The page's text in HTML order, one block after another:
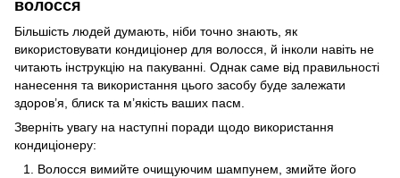
волосся
Більшість людей думають, ніби точно знають, як
використовувати кондиціонер для волосся, й інколи навіть не
читають інструкцію на пакуванні. Однак саме від правильності
нанесення та використання цього засобу буде залежати
здоров’я, блиск та м’якість ваших пасм.
Зверніть увагу на наступні поради щодо використання
кондиціонеру:
Волосся вимийте очищуючим шампунем, змийте його